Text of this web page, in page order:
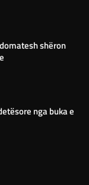
shëron
nga buka e